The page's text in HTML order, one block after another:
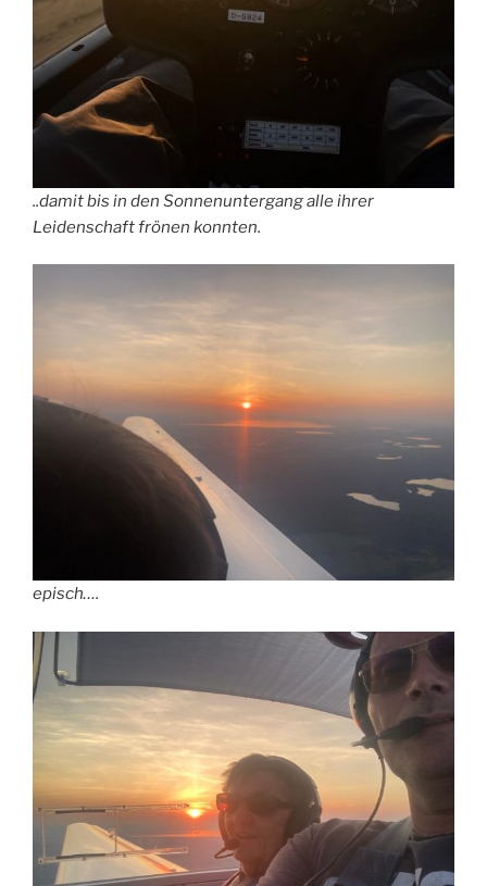
..damit bis in den Sonnenuntergang alle ihrer
Leidenschaft frönen konnten.
episch….